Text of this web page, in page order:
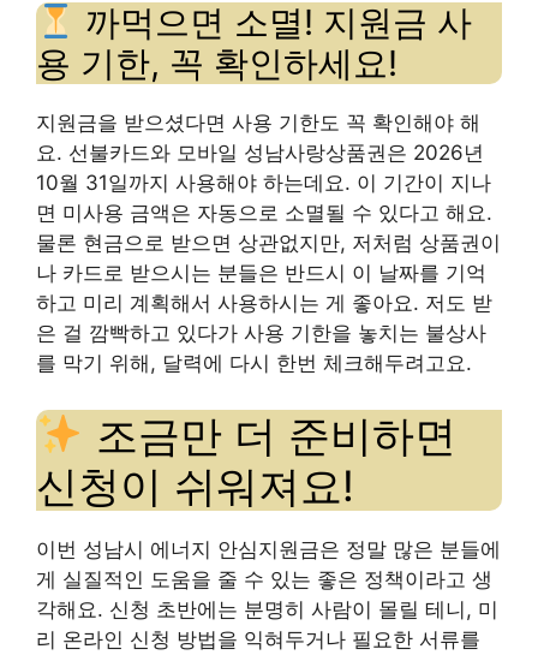
까먹으면 소멸! 지원금 사
용 기한, 꼭 확인하세요!
지원금을 받으셨다면 사용 기한도 꼭 확인해야 해
요. 선불카드와 모바일 성남사랑상품권은 2026년
10월 31일까지 사용해야 하는데요. 이 기간이 지나
면 미사용 금액은 자동으로 소멸될 수 있다고 해요.
물론 현금으로 받으면 상관없지만, 저처럼 상품권이
나 카드로 받으시는 분들은 반드시 이 날짜를 기억
하고 미리 계획해서 사용하시는 게 좋아요. 저도 받
은 걸 깜빡하고 있다가 사용 기한을 놓치는 불상사
를 막기 위해, 달력에 다시 한번 체크해두려고요.
조금만 더 준비하면
신청이 쉬워져요!
이번 성남시 에너지 안심지원금은 정말 많은 분들에
게 실질적인 도움을 줄 수 있는 좋은 정책이라고 생
각해요. 신청 초반에는 분명히 사람이 몰릴 테니, 미
리 온라인 신청 방법을 익혀두거나 필요한 서류를